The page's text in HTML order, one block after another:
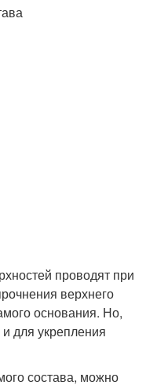
проводят при
верхнего
основания. Но,
для укрепления
состава, можно